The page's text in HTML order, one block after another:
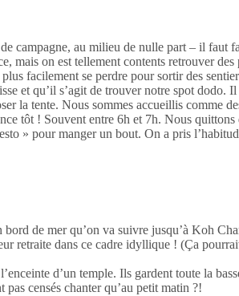
campagne, au milieu de nulle part – il faut
mais on est tellement contents retrouver
facilement se perdre pour sortir des
et qu’il s’agit de trouver notre spot
la tente. Nous sommes accueillis comme
tôt ! Souvent entre 6h et 7h. Nous
» pour manger un bout. On a pris
de mer qu’on va suivre jusqu’à Koh
retraite dans ce cadre idyllique ! (Ça
d’un temple. Ils gardent toute la
censés chanter qu’au petit matin ?!